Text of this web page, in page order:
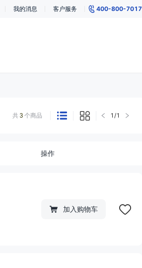
我的消息 客户服务 400-800-7017
共 3 个商品 1 /1
操作
加入购物车